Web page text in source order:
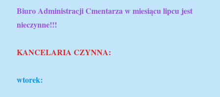
Biuro Administracji Cmentarzaw miesiącu lipcu jest
nieczynne!!!
KANCELARIA CZYNNA:
wtorek: